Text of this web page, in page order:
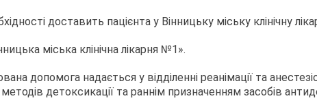
доставить пацієнта у Вінницьку міську клінічну
міська клінічна лікарня №1».
допомога надається у відділенні реанімації та
детоксикації та раннім призначенням засобів